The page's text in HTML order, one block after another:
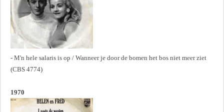
- M'n hele salaris is op / Wanneer je door de bomen het bos niet meer ziet
(CBS 4774)
1970